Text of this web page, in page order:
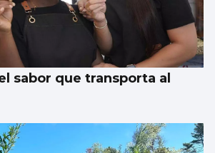
sabor que transporta al